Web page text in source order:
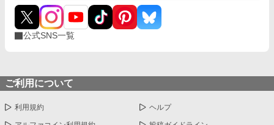
公式SNS一覧
ご利用について
利用規約 ヘルプ